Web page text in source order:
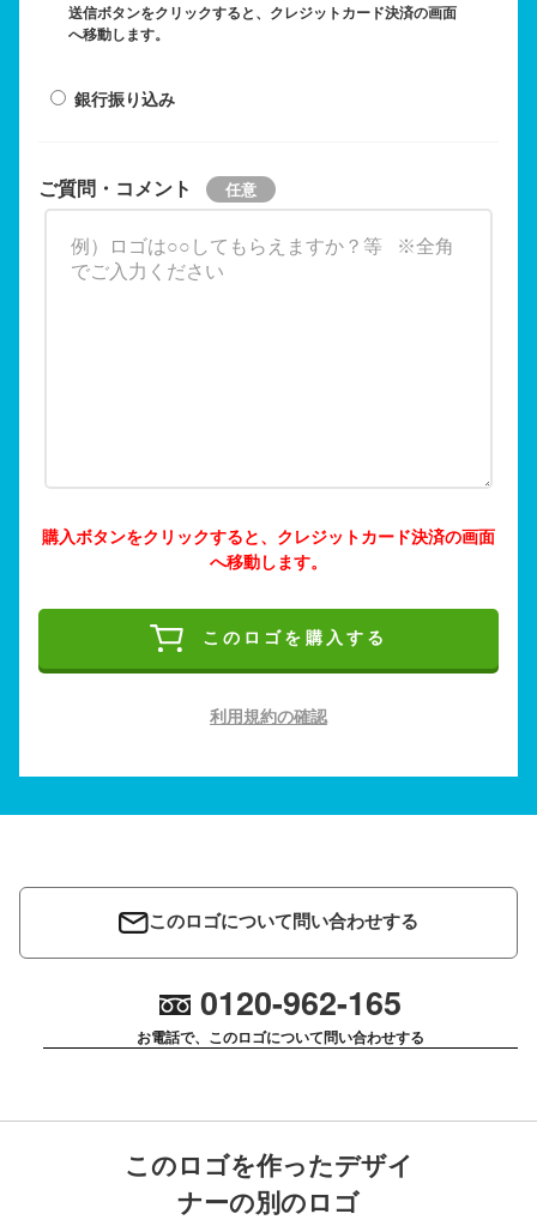
送信ボタンをクリックすると、クレジットカード決済の画面
へ移動します。
銀行振り込み
ご質問・コメント
購入ボタンをクリックすると、クレジットカード決済の画面
へ移動します。
このロゴを購入する
利用規約の確認
このロゴについて問い合わせする
0120-962-165
お電話で、このロゴについて問い合わせする
このロゴを作ったデザイ
ナーの別のロゴ